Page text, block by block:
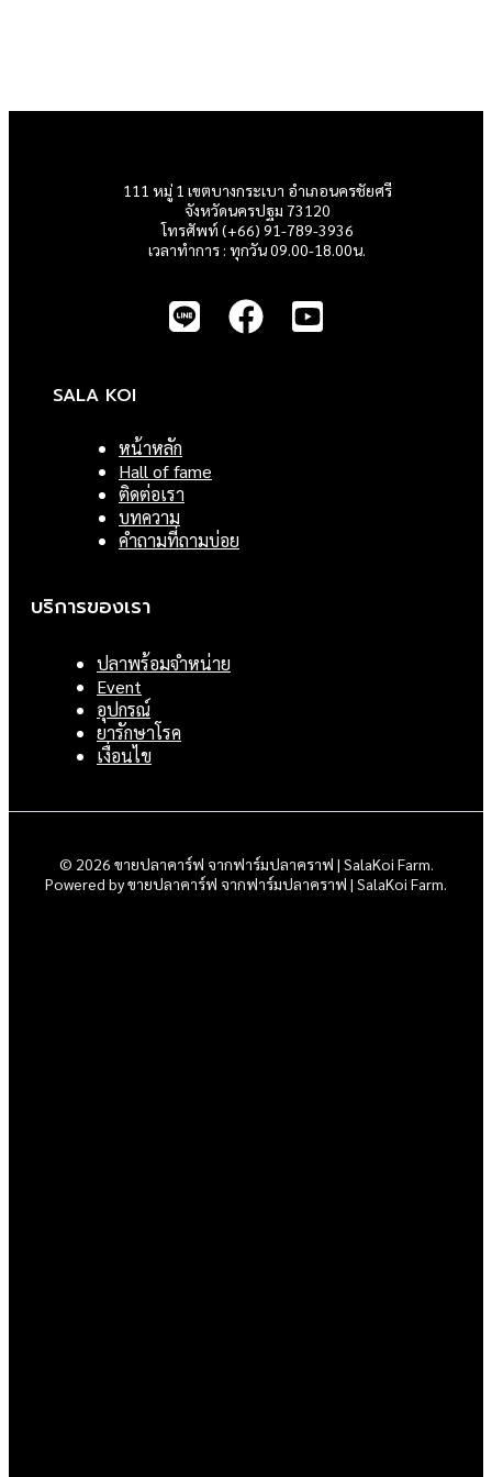
111 หมู่ 1 เขตบางกระเบา อำเภอนครชัยศรี
จังหวัดนครปฐม 73120
โทรศัพท์ (+66) 91-789-3936
เวลาทำการ : ทุกวัน 09.00-18.00น.
SALA KOI
หน้าหลัก
Hall of fame
ติดต่อเรา
บทความ
คำถามที่ถามบ่อย
บริการของเรา
ปลาพร้อมจำหน่าย
Event
อุปกรณ์
ยารักษาโรค
เงื่อนไข
© 2026 ขายปลาคาร์ฟ จากฟาร์มปลาคราฟ | SalaKoi Farm.
Powered by ขายปลาคาร์ฟ จากฟาร์มปลาคราฟ | SalaKoi Farm.